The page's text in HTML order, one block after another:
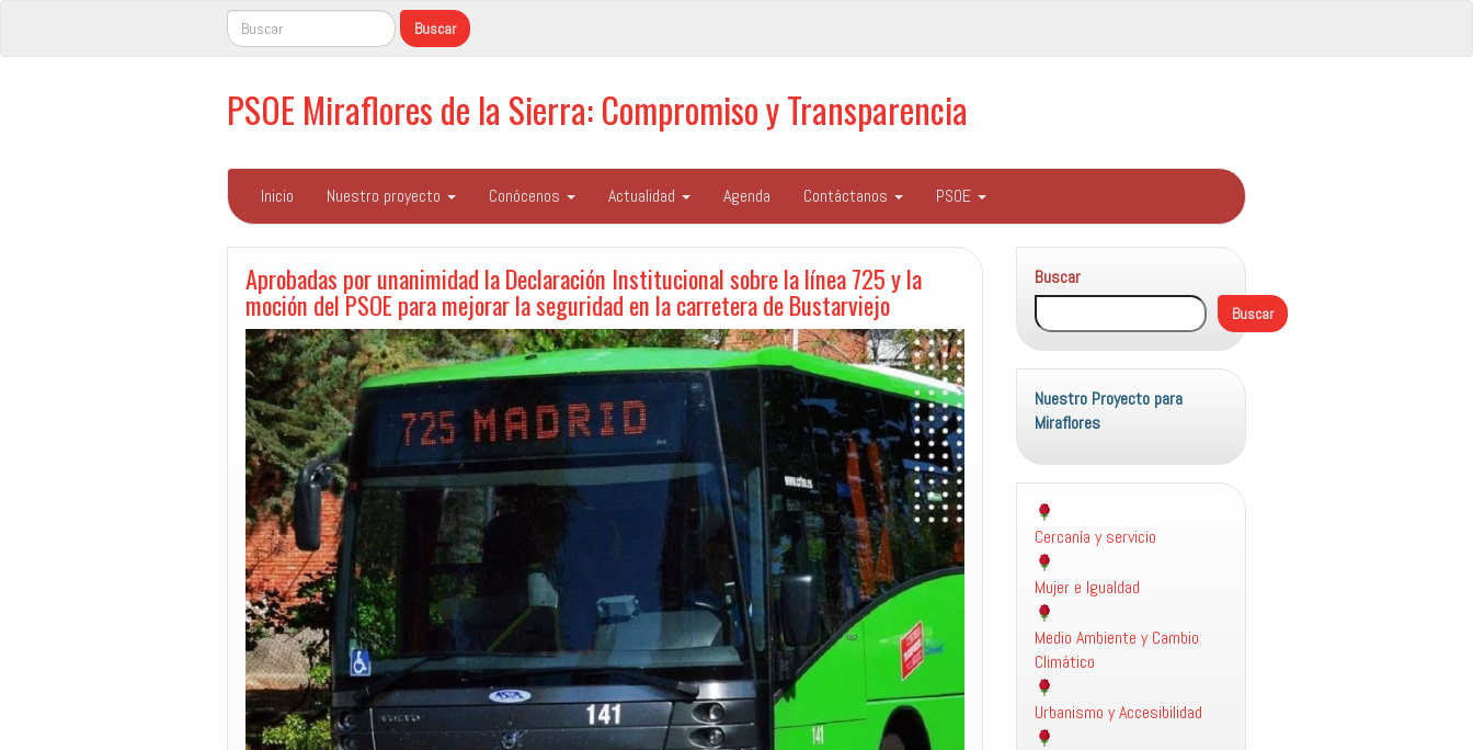
PSOE Miraflores de la Sierra: Compromiso y Transparencia
Inicio Nuestro proyecto Conócenos Actualidad Agenda Contáctanos PSOE
Aprobadas por unanimidad la Declaración Institucional sobre la línea 725 y la
moción del PSOE para mejorar la seguridad en la carretera de Bustarviejo
Buscar
Buscar
Nuestro Proyecto para
Miraflores
Cercanía y servicio
Mujer e Igualdad
Medio Ambiente y Cambio
Climático
Urbanismo y Accesibilidad